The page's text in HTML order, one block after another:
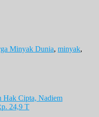
Minyak Dunia, minyak,